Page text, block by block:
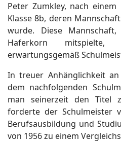
Peter Zumkley, nach
Klasse 8b, deren
wurde. Diese
Haferkorn
erwartungsgemäß
In treuer Anhänglichkeit
dem nachfolgenden
man seinerzeit den Titel
forderte der Schulmeister
Berufsausbildung und
von 1956 zu einem